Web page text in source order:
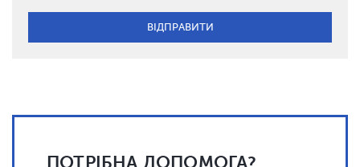
ПОТРІБНА ДОПОМОГА?